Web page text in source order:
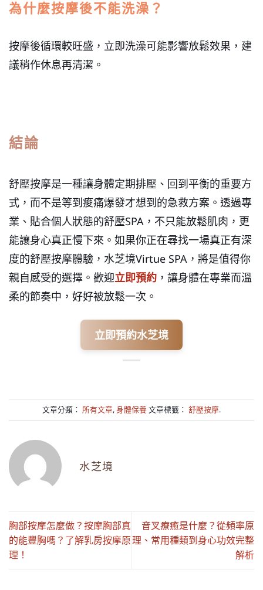
為什麼按摩後不能洗澡？
按摩後循環較旺盛，立即洗澡可能影響放鬆效果，建
議稍作休息再清潔。
結論
舒壓按摩是一種讓身體定期排壓、回到平衡的重要方
式，而不是等到痠痛爆發才想到的急救方案。透過專
業、貼合個人狀態的舒壓SPA，不只能放鬆肌肉，更
能讓身心真正慢下來。 如果你正在尋找一場真正有深
度的舒壓按摩體驗，水芝境Virtue SPA，將是值得你
親自感受的選擇。歡迎立即預約 ，讓身體在專業而溫
柔的節奏中，好好被放鬆一次。
立即預約水芝境
文章分類： 所有文章,身體保養文章標籤： 舒壓按摩.
水芝境
胸部按摩怎麼做？按摩胸部真
的能豐胸嗎？了解乳房按摩原
理！
音叉療癒是什麼？從頻率原
理、常用種類到身心功效完整
解析